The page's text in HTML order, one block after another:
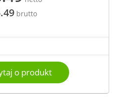
brutto
o produkt